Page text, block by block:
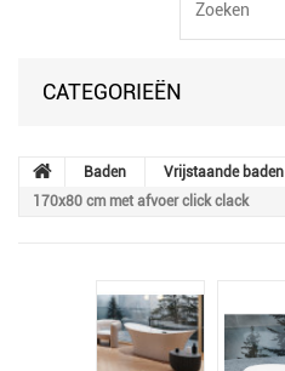
CATEGORIEËN
Baden Vrijstaande baden
170x80 cm met afvoer click clack